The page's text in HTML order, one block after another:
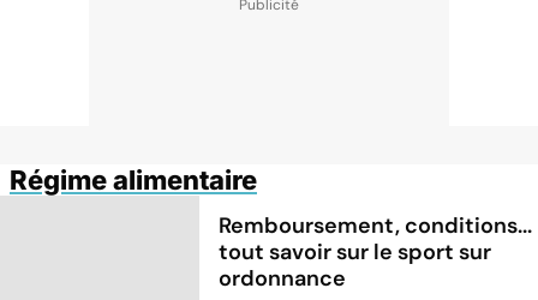
Régime alimentaire
Remboursement, conditions...
tout savoir sur le sport sur
ordonnance